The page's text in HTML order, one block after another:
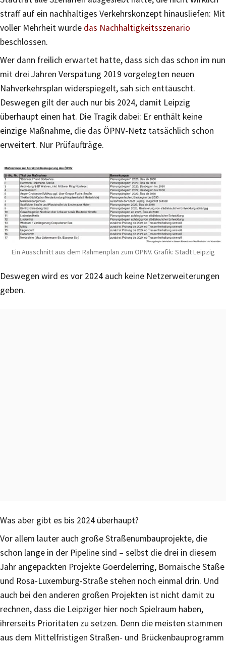
straff auf ein nachhaltiges Verkehrskonzept hinausliefen: Mit
voller Mehrheit wurde das Nachhaltigkeitsszenario
beschlossen.
Wer dann freilich erwartet hatte, dass sich das schon im nun
mit drei Jahren Verspätung 2019 vorgelegten neuen
Nahverkehrsplan widerspiegelt, sah sich enttäuscht.
Deswegen gilt der auch nur bis 2024, damit Leipzig
überhaupt einen hat. Die Tragik dabei: Er enthält keine
einzige Maßnahme, die das ÖPNV-Netz tatsächlich schon
erweitert. Nur Prüfaufträge.
Ein Ausschnitt aus dem Rahmenplan zum ÖPNV. Grafik: Stadt Leipzig
Deswegen wird es vor 2024 auch keine Netzerweiterungen
geben.
Was aber gibt es bis 2024 überhaupt?
Vor allem lauter auch große Straßenumbauprojekte, die
schon lange in der Pipeline sind – selbst die drei in diesem
Jahr angepackten Projekte Goerdelerring, Bornaische Staße
und Rosa-Luxemburg-Straße stehen noch einmal drin. Und
auch bei den anderen großen Projekten ist nicht damit zu
rechnen, dass die Leipziger hier noch Spielraum haben,
ihrerseits Prioritäten zu setzen. Denn die meisten stammen
aus dem Mittelfristigen Straßen- und Brückenbauprogramm